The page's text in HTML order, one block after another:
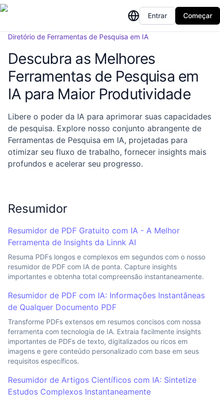
Entrar Começar
Diretório de Ferramentas de Pesquisa em IA
Descubra as Melhores
Ferramentas de Pesquisa em
IA para Maior Produtividade
Libere o poder da IA para aprimorar suas capacidades
de pesquisa. Explore nosso conjunto abrangente de
Ferramentas de Pesquisa em IA, projetadas para
otimizar seu fluxo de trabalho, fornecer insights mais
profundos e acelerar seu progresso.
Resumidor
Resumidor de PDF Gratuito com IA - A Melhor
Ferramenta de Insights da Linnk AI
Resuma PDFs longos e complexos em segundos com o nosso
resumidor de PDF com IA de ponta. Capture insights
importantes e obtenha total compreensão instantaneamente.
Resumidor de PDF com IA: Informações Instantâneas
de Qualquer Documento PDF
Transforme PDFs extensos em resumos concisos com nossa
ferramenta com tecnologia de IA. Extraia facilmente insights
importantes de PDFs de texto, digitalizados ou ricos em
imagens e gere conteúdo personalizado com base em seus
requisitos específicos.
Resumidor de Artigos Científicos com IA: Sintetize
Estudos Complexos Instantaneamente